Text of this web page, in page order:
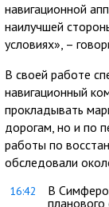
навигационной
наилучшей
условиях», –
В своей работе
навигационный
прокладывать
дорогам, но и по
работы по
обследовали
16:42
В
планового